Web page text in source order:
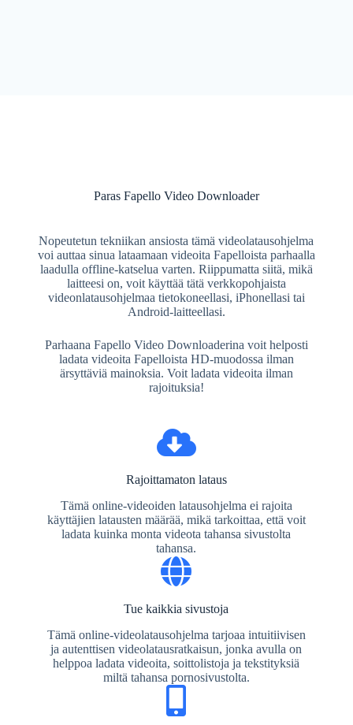
Paras Fapello Video Downloader
Nopeutetun tekniikan ansiosta tämä videolatausohjelma
voi auttaa sinua lataamaan videoita Fapelloista parhaalla
laadulla offline-katselua varten. Riippumatta siitä, mikä
laitteesi on, voit käyttää tätä verkkopohjaista
videonlatausohjelmaa tietokoneellasi, iPhonellasi tai
Android-laitteellasi.
Parhaana Fapello Video Downloaderina voit helposti
ladata videoita Fapelloista HD-muodossa ilman
ärsyttäviä mainoksia. Voit ladata videoita ilman
rajoituksia!
Rajoittamaton lataus
Tämä online-videoiden latausohjelma ei rajoita
käyttäjien latausten määrää, mikä tarkoittaa, että voit
ladata kuinka monta videota tahansa sivustolta
tahansa.
Tue kaikkia sivustoja
Tämä online-videolatausohjelma tarjoaa intuitiivisen
ja autenttisen videolatausratkaisun, jonka avulla on
helppoa ladata videoita, soittolistoja ja tekstityksiä
miltä tahansa pornosivustolta.